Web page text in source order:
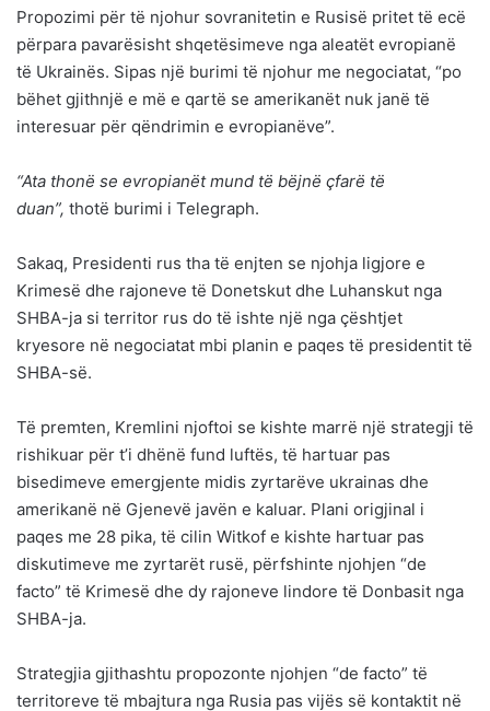
Propozimi për të njohur sovranitetin e Rusisë pritet të ecë
përpara pavarësisht shqetësimeve nga aleatët evropianë
të Ukrainës. Sipas një burimi të njohur me negociatat, “po
bëhet gjithnjë e më e qartë se amerikanët nuk janë të
interesuar për qëndrimin e evropianëve”.
“Ata thonë se evropianët mund të bëjnë çfarë të
duan”, thotë burimi i Telegraph.
Sakaq, Presidenti rus tha të enjten se njohja ligjore e
Krimesë dhe rajoneve të Donetskut dhe Luhanskut nga
SHBA-ja si territor rus do të ishte një nga çështjet
kryesore në negociatat mbi planin e paqes të presidentit të
SHBA-së.
Të premten, Kremlini njoftoi se kishte marrë një strategji të
rishikuar për t’i dhënë fund luftës, të hartuar pas
bisedimeve emergjente midis zyrtarëve ukrainas dhe
amerikanë në Gjenevë javën e kaluar. Plani origjinal i
paqes me 28 pika, të cilin Witkof e kishte hartuar pas
diskutimeve me zyrtarët rusë, përfshinte njohjen “de
facto” të Krimesë dhe dy rajoneve lindore të Donbasit nga
SHBA-ja.
Strategjia gjithashtu propozonte njohjen “de facto” të
territoreve të mbajtura nga Rusia pas vijës së kontaktit në